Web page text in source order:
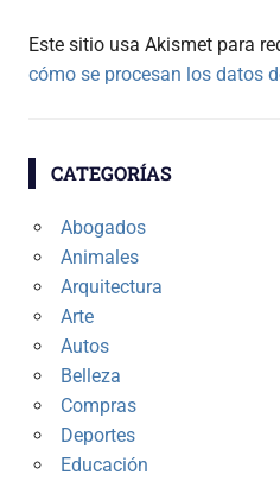
Este sitio usa Akismet para
cómo se procesan los datos
CATEGORÍAS
Abogados
Animales
Arquitectura
Arte
Autos
Belleza
Compras
Deportes
Educación